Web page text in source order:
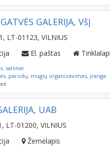
GALERIJA, VšĮ
LT-01123, VILNIUS
El. paštas
salonai
parodų, mugių organizavimas, įranga
UAB
LT-01200, VILNIUS
Žemėlapis